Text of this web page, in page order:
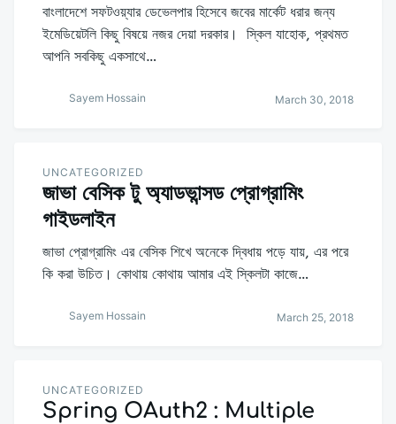
বাংলাদেশে সফটওয়্যার ডেভেলপার হিসেবে জবের মার্কেট ধরার জন্য
ইমেডিয়েটলি কিছু বিষয়ে নজর দেয়া দরকার। স্কিল যাহোক, প্রথমত
আপনি সবকিছু একসাথে…
Sayem Hossain March 30, 2018
UNCATEGORIZED
জাভা বেসিক টু অ্যাডভান্সড প্রোগ্রামিং
গাইডলাইন
জাভা প্রোগ্রামিং এর বেসিক শিখে অনেকে দ্বিধায় পড়ে যায়, এর পরে
কি করা উচিত। কোথায় কোথায় আমার এই স্কিলটা কাজে…
Sayem Hossain March 25, 2018
UNCATEGORIZED
Spring OAuth2 : Multiple